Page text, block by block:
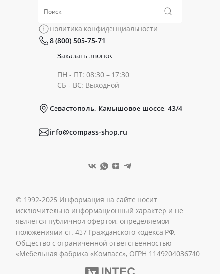
Политика конфиденциальности
Коллекции
Политика конфиденциальности
8 (800) 505-75-71
Заказать звонок
ПН - ПТ: 08:30 – 17:30
СБ - ВС: Выходной
Севастополь, Камышовое шоссе, 43/4
info@compass-shop.ru
© 1992-2025 Информация на сайте носит
исключительно информационный характер и не
является публичной офертой, определяемой
положениями ст. 437 Гражданского кодекса РФ.
Общество с ограниченной ответственностью
«Мебельная фабрика «Компасс», ОГРН 1149204036740